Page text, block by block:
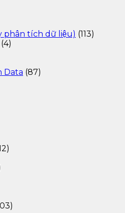
phân tích dữ liệu) (113)
(4)
Data (87)